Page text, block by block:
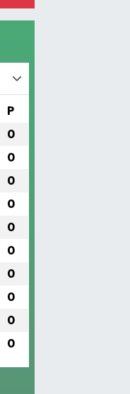
P
0
0
0
0
0
0
0
0
0
0